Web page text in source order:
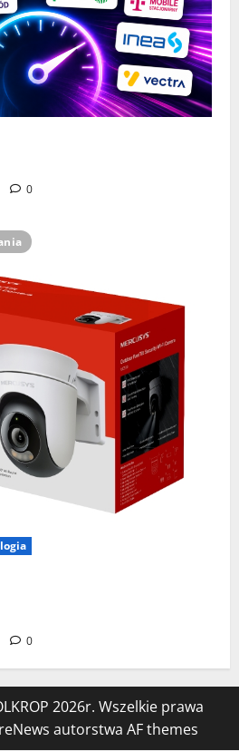
0
0
2026r. Wszelkie prawa
autorstwa AF themes